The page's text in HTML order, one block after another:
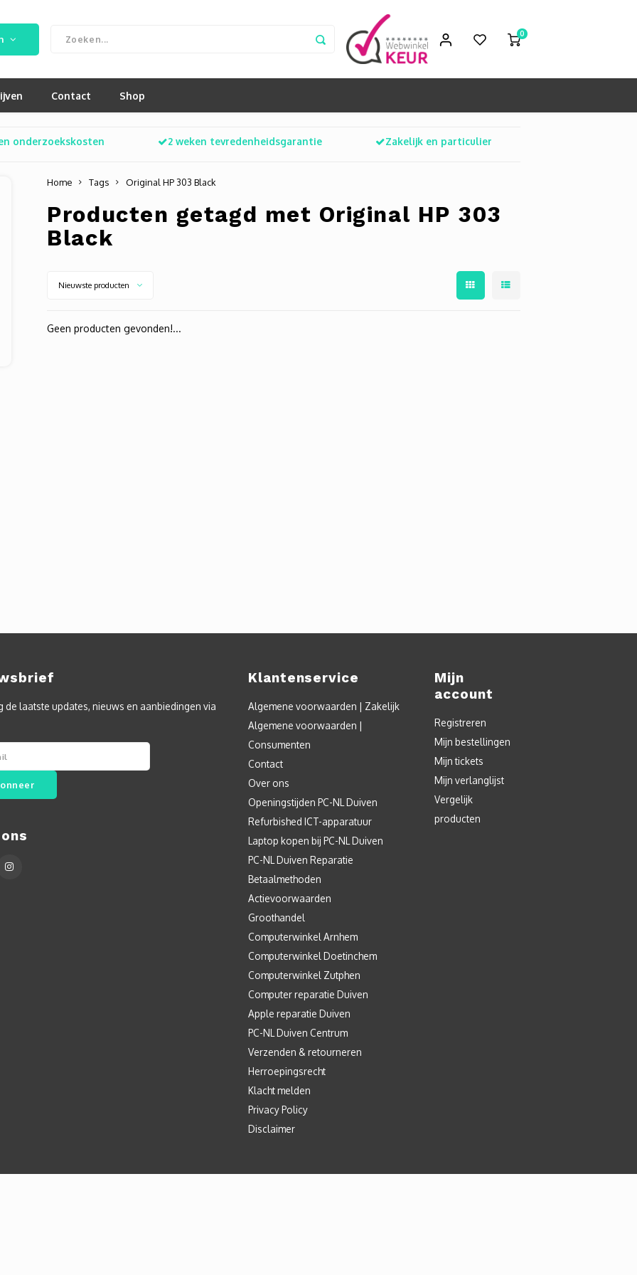
0
Contact Shop
onderzoekskosten 2 weken tevredenheidsgarantie Zakelijk en particulier
Home Tags Original HP 303 Black
Producten getagd met Original HP 303
Black
Nieuwste producten
Geen producten gevonden!...
de laatste updates, nieuws en aanbiedingen via
Klantenservice
Algemene voorwaarden | Zakelijk
Algemene voorwaarden |
Consumenten
Contact
Over ons
Openingstijden PC-NL Duiven
Refurbished ICT-apparatuur
Laptop kopen bij PC-NL Duiven
PC-NL Duiven Reparatie
Betaalmethoden
Actievoorwaarden
Groothandel
Computerwinkel Arnhem
Computerwinkel Doetinchem
Computerwinkel Zutphen
Computer reparatie Duiven
Apple reparatie Duiven
PC-NL Duiven Centrum
Verzenden & retourneren
Herroepingsrecht
Klacht melden
Privacy Policy
Disclaimer
Mijn
account
Registreren
Mijn bestellingen
Mijn tickets
Mijn verlanglijst
Vergelijk
producten